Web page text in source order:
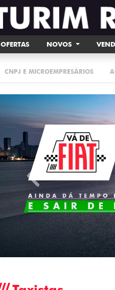
OFERTAS NOVOS
CNPJ E MICROEMPRESÁRIOS